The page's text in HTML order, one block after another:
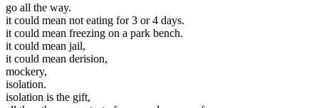
go all the way.
it could mean not eating for 3 or 4 days.
it could mean freezing on a park bench.
it could mean jail,
it could mean derision,
mockery,
isolation.
isolation is the gift,